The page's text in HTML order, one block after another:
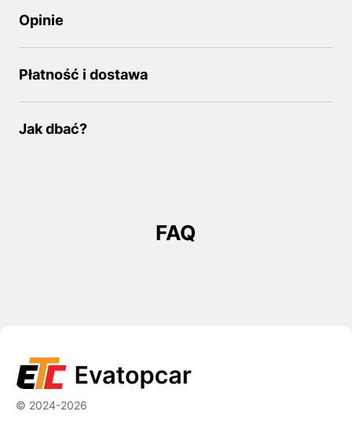
Opinie
Płatność i dostawa
Jak dbać?
FAQ
© 2024-2026